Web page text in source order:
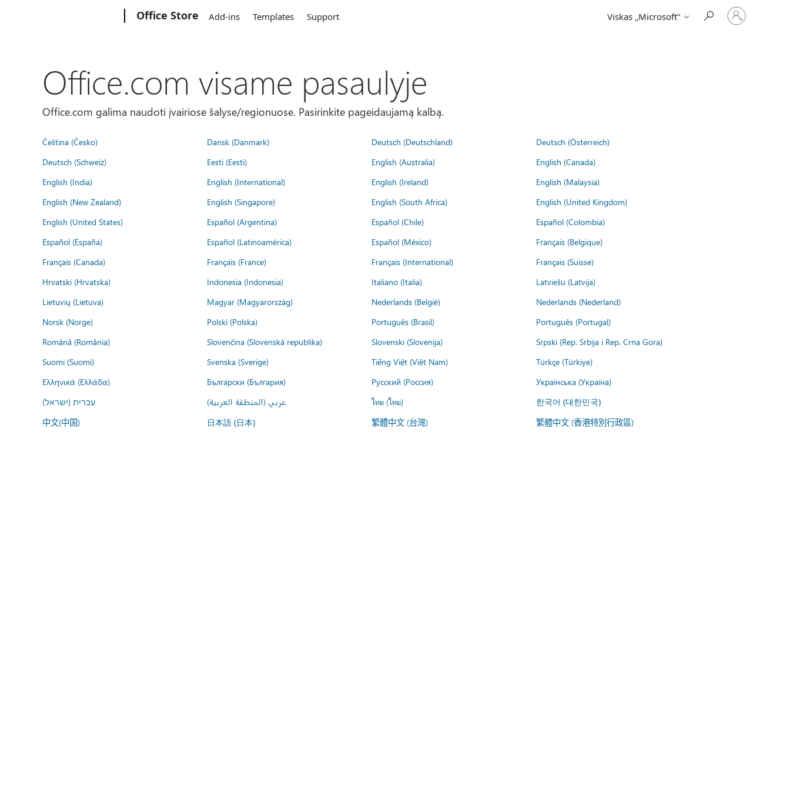
Office Store Add-ins Templates Support Viskas „Microsoft“
Prisijunkite
prie
paskyros
Office.com visame pasaulyje
Office.com galima naudoti įvairiose šalyse/regionuose. Pasirinkite pageidaujamą kalbą.
Čeština (Česko) Dansk (Danmark) Deutsch (Deutschland)
Deutsch (Österreich)
Deutsch (Schweiz)
Eesti (Eesti) English (Australia)
English (Canada)
English (India)
English (International) English (Ireland)
English (Malaysia)
English (New Zealand)
English (Singapore) English (South Africa)
English (United Kingdom)
English (United States)
Español (Argentina) Español (Chile)
Español (Colombia)
Español (España)
Español (Latinoamérica) Español (México)
Français (Belgique)
Français (Canada)
Français (France) Français (International)
Français (Suisse)
Hrvatski (Hrvatska)
Indonesia (Indonesia) Italiano (Italia)
Latviešu (Latvija)
Lietuvių (Lietuva)
Magyar (Magyarország) Nederlands (België)
Nederlands (Nederland)
Norsk (Norge)
Polski (Polska) Português (Brasil)
Português (Portugal)
Română (România)
Slovenčina (Slovenská republika) Slovenski (Slovenija)
Srpski (Rep. Srbija i Rep. Crna Gora)
Suomi (Suomi)
Svenska (Sverige) Tiếng Việt (Việt Nam)
Türkçe (Türkiye)
Ελληνικά (Ελλάδα)
Български (България) Русский (Россия)
Українська (Україна)
עברית (ישראל)
عربي (المنطقة العربية) ไทย (ไทย) 한국어 (대한민국)
中文(中国) 日本語 (日本) 繁體中文 (台灣) 繁體中文 (香港特別行政區)